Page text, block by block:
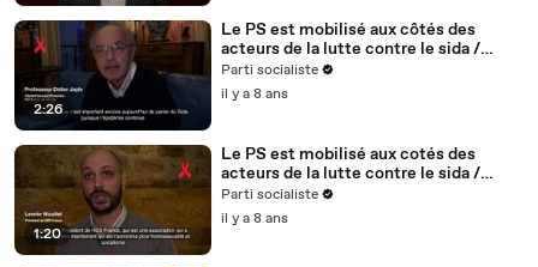
2:26
Le PS est mobilisé aux côtés des
acteurs de la lutte contre le sida /
Didier Jayle, médecin, fondateur du
site vih.org - 1/5
Parti socialiste
il y a 8 ans
1:20
Le PS est mobilisé aux cotés des
acteurs de la lutte contre le sida /
Lennie Nicollet, président de HES -
5/5
Parti socialiste
il y a 8 ans